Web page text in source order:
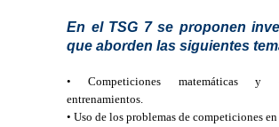
En el TSG 7 se proponen
que aborden las siguientes
• Competiciones matemáticas y
entrenamientos.
• Uso de los problemas de competiciones